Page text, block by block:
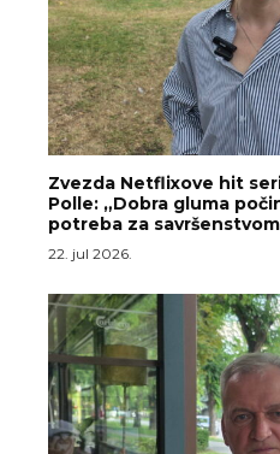
Zvezda Netflixove hit
Polle: „Dobra gluma
potreba za
22. jul 2026.